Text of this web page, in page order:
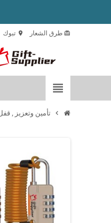
card_giftcard طرق الشعار location_on تبوك
view_headline
chevron_right تأمين وتعزيز ,